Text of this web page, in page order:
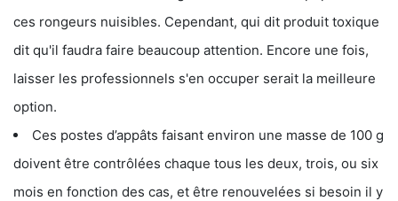
ces rongeurs nuisibles. Cependant, qui dit produit toxique
dit qu'il faudra faire beaucoup attention. Encore une fois,
laisser les professionnels s'en occuper serait la meilleure
option.
Ces postes d’appâts faisant environ une masse de 100 g
doivent être contrôlées chaque tous les deux, trois, ou six
mois en fonction des cas, et être renouvelées si besoin il y